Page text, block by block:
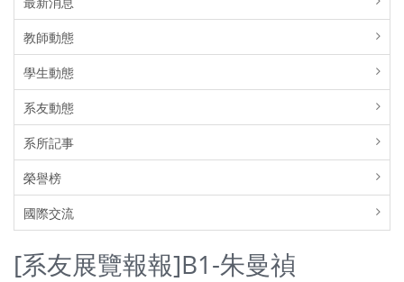
教師動態
學生動態
系友動態
系所記事
榮譽榜
國際交流
[系友展覽報報]B1-朱曼禎